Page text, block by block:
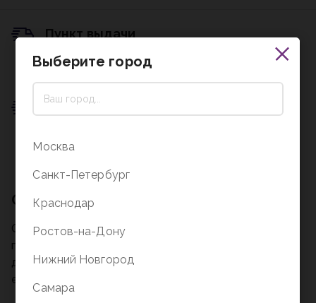
Описание
Обложка для паспорта BRAUBERG станет
прекрасным подарком, который защищает
документ от изнашивания и загрязнения и придает
ему респектабельный вид.
Пункт выдачи
0 ₽
Пункт выдачи
Подробнее о доставке
Выберите город
Москва
Санкт-Петербург
Краснодар
Ростов-на-Дону
Нижний Новгород
Самара